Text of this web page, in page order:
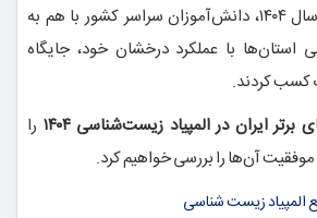
به چالش می‌کشد. در سال ۱۴۰۴، دانش‌آموزان سراسر کشور با هم به
استان‌ها با عملکرد درخشان خود، جایگاه
کسب کردند.
برتر ایران در المپیاد زیست‌شناسی ۱۴۰۴
را
آن‌ها را بررسی خواهیم کرد.
المپیاد زیست شناسی